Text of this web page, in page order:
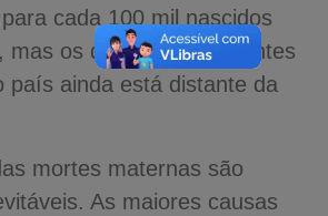
cada 100 mil nascidos
mas os dados mais recentes
país ainda está distante da
mortes maternas são
As maiores causas